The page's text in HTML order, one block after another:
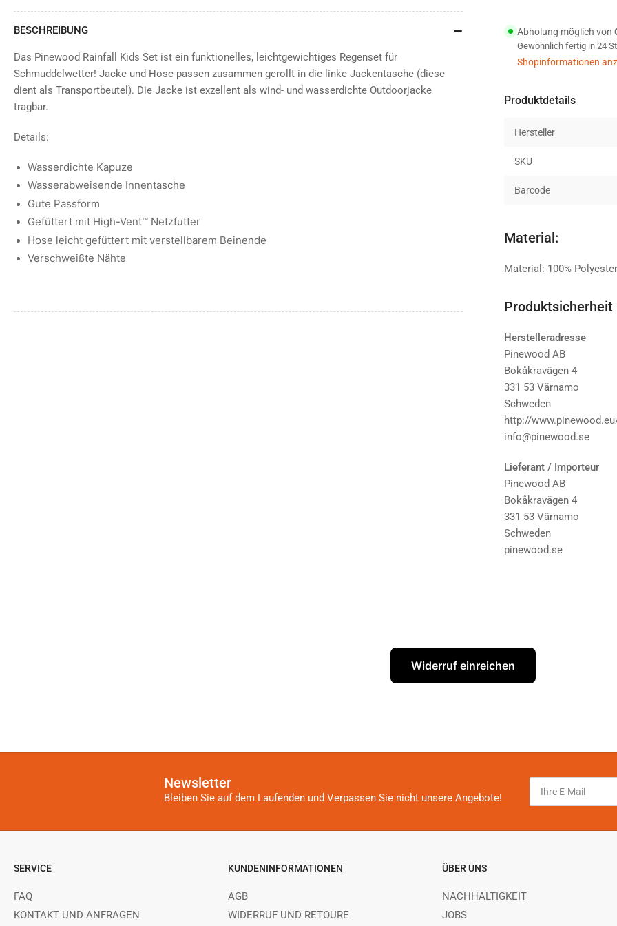
2-
teilig
schwarz
2-
Abholung möglich von
Gewöhnlich fertig in 24
Shopinformationen
Produktdetails
Hersteller
SKU
Barcode
Material:
Material: 100% Polyester
Produktsicherheit
Herstelleradresse
Pinewood AB
Bokåkravägen 4
331 53 Värnamo
Schweden
http://
info@pinewood.se
Lieferant / Importeur
Pinewood AB
Bokåkravägen 4
331 53 Värnamo
Schweden
pinewood.se
BESCHREIBUNG
Das Pinewood Rainfall Kids Set ist ein funktionelles, leichtgewichtiges Regenset für
Schmuddelwetter! Jacke und Hose passen zusammen gerollt in die linke Jackentasche (diese
dient als Transportbeutel). Die Jacke ist exzellent als wind- und wasserdichte Outdoorjacke
tragbar.
Details:
Wasserdichte Kapuze
Wasserabweisende Innentasche
Gute Passform
Gefüttert mit High-Vent™ Netzfutter
Hose leicht gefüttert mit verstellbarem Beinende
Verschweißte Nähte
Widerruf einreichen
Newsletter
Bleiben Sie auf dem Laufenden und Verpassen Sie nicht unsere Angebote!
Ihre
Mail
SERVICE
FAQ
KONTAKT UND ANFRAGEN
KUNDENINFORMATIONEN
AGB
WIDERRUF UND RETOURE
ÜBER UNS
NACHHALTIGKEIT
JOBS